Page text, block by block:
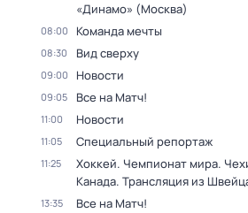
«Динамо» (Москва)
08:00 Команда мечты
08:30 Вид сверху
09:00 Новости
09:05 Все на Матч!
11:00 Новости
11:05 Специальный репортаж
11:25
Хоккей. Чемпионат мира.
Канада. Трансляция из
13:35 Все на Матч!